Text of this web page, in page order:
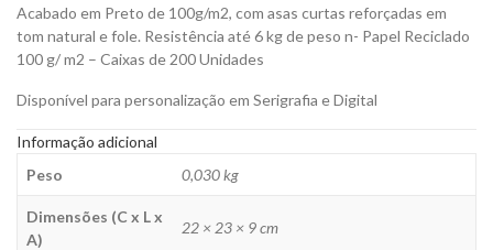
Acabado em Preto de 100g/m2, com asas curtas reforçadas em
tom natural e fole. Resistência até 6 kg de peso n- Papel Reciclado
100 g/ m2 – Caixas de 200 Unidades
Disponível para personalização em Serigrafia e Digital
Informação adicional
Peso
0,030 kg
Dimensões (C x L x
A)
22 × 23 × 9 cm